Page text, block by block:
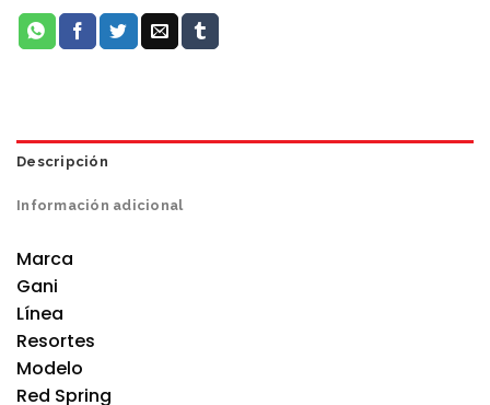
Descripción
Información adicional
Marca
Gani
Línea
Resortes
Modelo
Red Spring